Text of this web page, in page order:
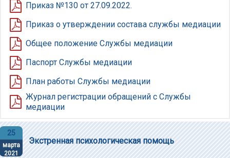
Приказ №130 от 27.09.2022.
Приказ о утверждении состава службы медиации
Общее положение Службы медиации
Паспорт Службы медиации
План работы Службы медиации
Журнал регистрации обращений с Службы
медиации
25
марта
2021
Экстренная психологическая помощь